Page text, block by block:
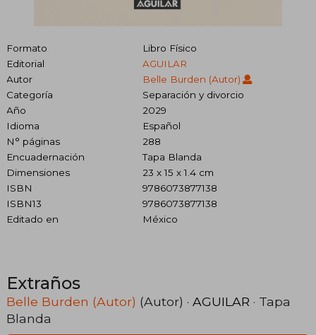
Formato
Libro Físico
Editorial
AGUILAR
Autor
Belle Burden (Autor)
Categoría
Separación y divorcio
Año
2029
Idioma
Español
N° páginas
288
Encuadernación
Tapa Blanda
Dimensiones
23 x 15 x 1.4 cm
ISBN
9786073877138
ISBN13
9786073877138
Editado en
México
Extraños
Belle Burden (Autor) (Autor) · AGUILAR · Tapa
Blanda